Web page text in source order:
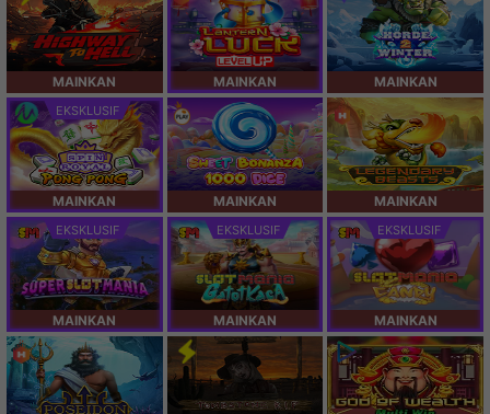
MAINKAN MAINKAN MAINKAN
EKSKLUSIF
MAINKAN MAINKAN MAINKAN
EKSKLUSIF
MAINKAN
EKSKLUSIF
MAINKAN
EKSKLUSIF
MAINKAN